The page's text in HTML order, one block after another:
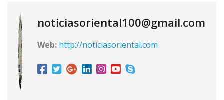
noticiasoriental100@gmail.com
Web: http://noticiasoriental.com